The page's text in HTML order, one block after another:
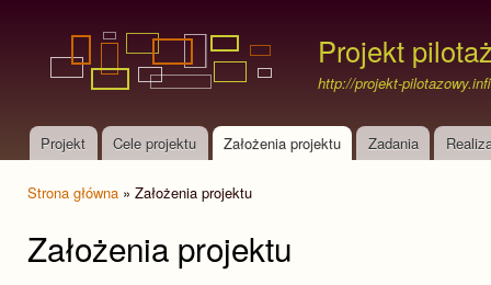
Projekt
http://projekt-
Menu główne
Projekt Cele projektu Założenia projektu Zadania
Strona główna » Założenia projektu
Założenia projektu